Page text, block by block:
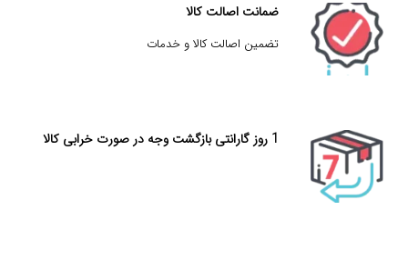
ضمانت اصالت کالا
تضمین اصالت کالا و خدمات
1 روز گارانتی بازگشت وجه در صورت خرابی کالا